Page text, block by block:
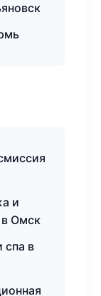
и
в Омск
спа в